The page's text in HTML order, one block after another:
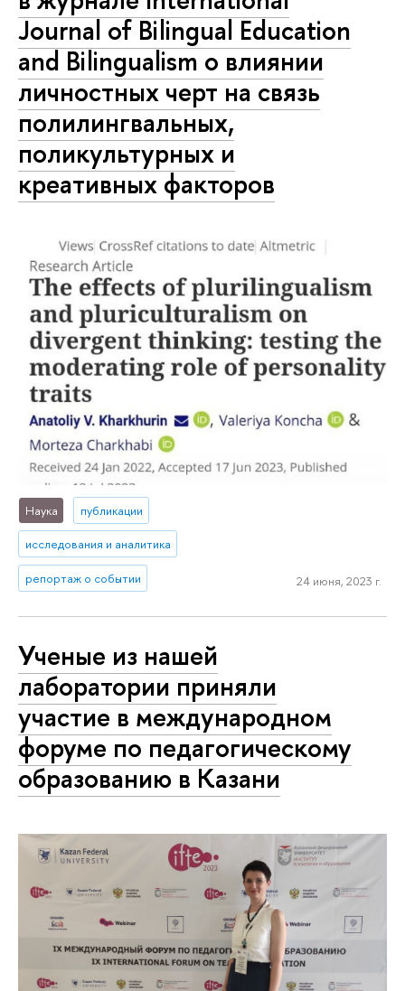
Journal of Bilingual Education
and Bilingualism о влиянии
личностных черт на связь
полилингвальных,
поликультурных и
креативных факторов
Наука публикации
исследования и аналитика
репортаж о событии 24 июня, 2023 г.
Ученые из нашей
лаборатории приняли
участие в международном
форуме по педагогическому
образованию в Казани